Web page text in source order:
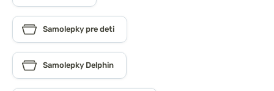
Samolepky pre deti
Samolepky Delphin